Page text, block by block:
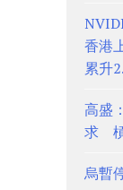
香港
累升
高盛
求 槓
烏暫